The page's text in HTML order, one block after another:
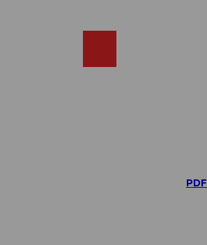
PDF